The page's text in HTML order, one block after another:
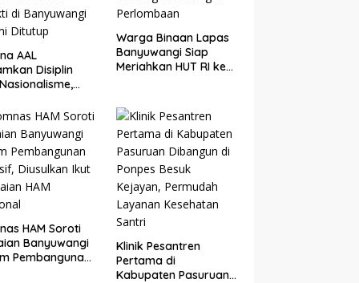
AAL
Disiplin
di Banyuwangi
Ditutup
Warga Binaan Lapas
Banyuwangi Siap
Meriahkan HUT RI ke
HAM Soroti
Banyuwangi
Pembangunan
Klinik Pesantren
Pertama di
Kabupaten Pasuruan